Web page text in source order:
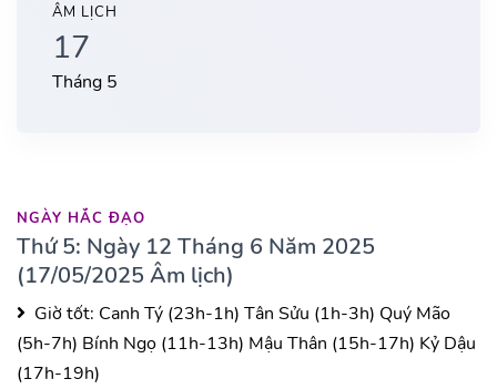
ÂM LỊCH
17
Tháng 5
NGÀY HẮC ĐẠO
Thứ 5: Ngày 12 Tháng 6 Năm 2025
(17/05/2025 Âm lịch)
Giờ tốt: Canh Tý (23h-1h) Tân Sửu (1h-3h) Quý Mão
(5h-7h) Bính Ngọ (11h-13h) Mậu Thân (15h-17h) Kỷ Dậu
(17h-19h)